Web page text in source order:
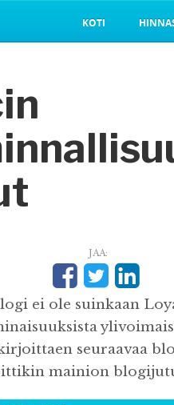
KOTI
JAA:
ei ole suinkaan
seuraavaa
mainion